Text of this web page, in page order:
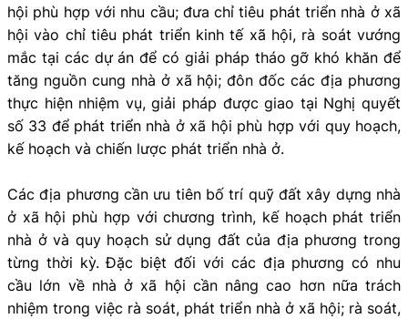
hội phù hợp với nhu cầu; đưa chỉ tiêu phát triển nhà ở xã
hội vào chỉ tiêu phát triển kinh tế xã hội, rà soát vướng
mắc tại các dự án để có giải pháp tháo gỡ khó khăn để
tăng nguồn cung nhà ở xã hội; đôn đốc các địa phương
thực hiện nhiệm vụ, giải pháp được giao tại Nghị quyết
số 33 để phát triển nhà ở xã hội phù hợp với quy hoạch,
kế hoạch và chiến lược phát triển nhà ở.
Các địa phương cần ưu tiên bố trí quỹ đất xây dựng nhà
ở xã hội phù hợp với chương trình, kế hoạch phát triển
nhà ở và quy hoạch sử dụng đất của địa phương trong
từng thời kỳ. Đặc biệt đối với các địa phương có nhu
cầu lớn về nhà ở xã hội cần nâng cao hơn nữa trách
nhiệm trong việc rà soát, phát triển nhà ở xã hội; rà soát,